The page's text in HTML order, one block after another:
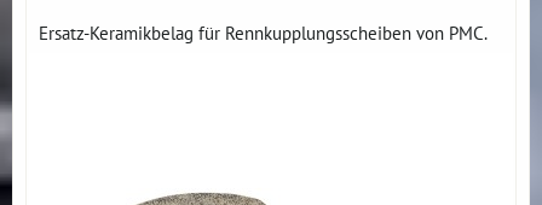
Ersatz-Keramikbelag für Rennkupplungsscheiben von PMC.